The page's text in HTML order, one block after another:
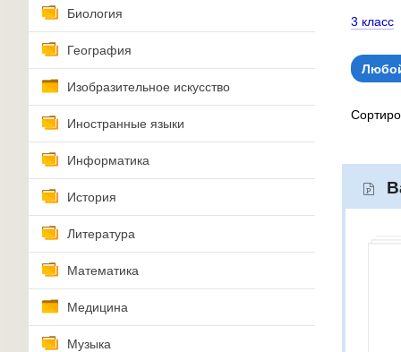
Биология
География
Изобразительное искусство
Иностранные языки
Информатика
История
Литература
Математика
Медицина
Музыка
3 класс